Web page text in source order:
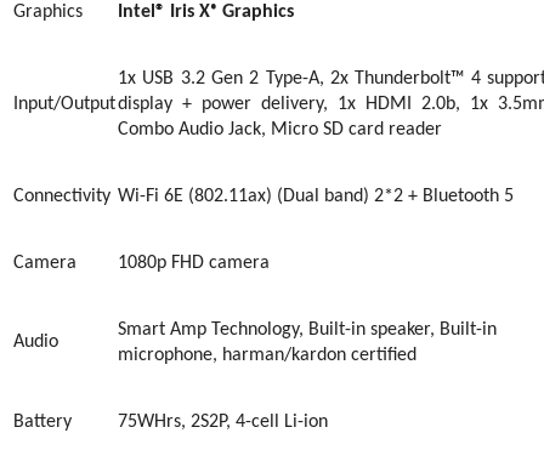
Graphics Intel® Iris Xᵉ Graphics
Input/Output
1x USB 3.2 Gen 2 Type-A, 2x Thunderbolt™ 4
display + power delivery, 1x HDMI 2.0b, 1x
Combo Audio Jack, Micro SD card reader
Connectivity Wi-Fi 6E (802.11ax) (Dual band) 2*2 + Bluetooth 5
Camera 1080p FHD camera
Audio
Smart Amp Technology, Built-in speaker, Built-in
microphone, harman/kardon certified
Battery 75WHrs, 2S2P, 4-cell Li-ion